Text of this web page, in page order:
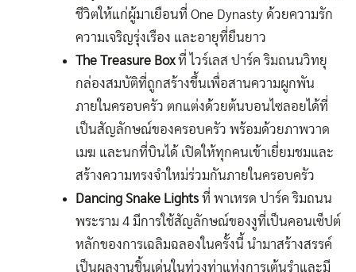
ชีวิตให้แก่ผู้มาเยือนที่ One Dynasty ด้วยความรัก
ความเจริญรุ่งเรือง และอายุที่ยืนยาว
The Treasure Boxที่ ไวร์เลส ปาร์ค ริมถนนวิทยุ
กล่องสมบัติที่ถูกสร้างขึ้นเพื่อสานความผูกพัน
ภายในครอบครัว ตกแต่งด้วยต้นบอนไซลอยได้ที่
เป็นสัญลักษณ์ของครอบครัว พร้อมด้วยภาพวาด
เมฆ และนกที่บินได้ เปิดให้ทุกคนเข้าเยี่ยมชมและ
สร้างความทรงจำใหม่ร่วมกันภายในครอบครัว
Dancing Snake Lights ที่ พาเหรด ปาร์ค ริมถนน
พระราม 4 มีการใช้สัญลักษณ์ของงูที่เป็นคอนเซ็ปต์
หลักของการเฉลิมฉลองในครั้งนี้ นำมาสร้างสรรค์
เป็นผลงานชิ้นเด่นในท่วงท่าแห่งการเต้นรำและมี